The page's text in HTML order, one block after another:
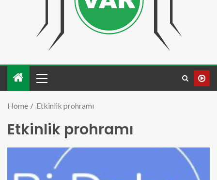
Home Etkinlik prohramı
Etkinlik prohramı